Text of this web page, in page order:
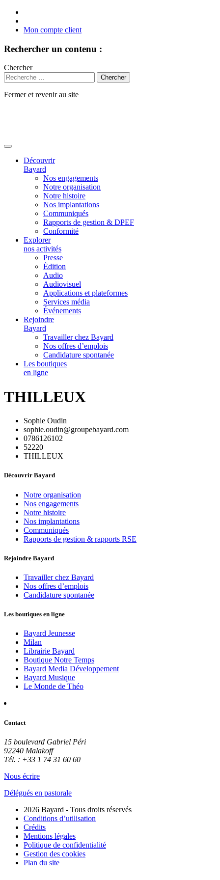
Mon compte client
Rechercher un contenu :
Chercher
Fermer et revenir au site
Découvrir
Bayard
Nos engagements
Notre organisation
Notre histoire
Nos implantations
Communiqués
Rapports de gestion & DPEF
Conformité
Explorer
nos activités
Presse
Édition
Audio
Audiovisuel
Applications et plateformes
Services média
Événements
Rejoindre
Bayard
Travailler chez Bayard
Nos offres d’emplois
Candidature spontanée
Les boutiques
en ligne
THILLEUX
Sophie Oudin
sophie.oudin@groupebayard.com
0786126102
52220
THILLEUX
Découvrir Bayard
Notre organisation
Nos engagements
Notre histoire
Nos implantations
Communiqués
Rapports de gestion & rapports RSE
Rejoindre Bayard
Travailler chez Bayard
Nos offres d’emplois
Candidature spontanée
Les boutiques en ligne
Bayard Jeunesse
Milan
Librairie Bayard
Boutique Notre Temps
Bayard Media Développement
Bayard Musique
Le Monde de Théo
Contact
15 boulevard Gabriel Péri
92240 Malakoff
Tél. : +33 1 74 31 60 60
Nous écrire
Délégués en pastorale
2026 Bayard - Tous droits réservés
Conditions d’utilisation
Crédits
Mentions légales
Politique de confidentialité
Gestion des cookies
Plan du site